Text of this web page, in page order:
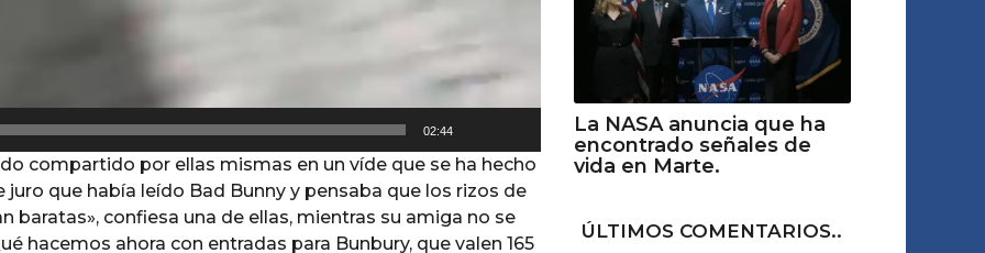
02:44
compartido por ellas mismas en un víde que se ha hecho
juro que había leído Bad Bunny y pensaba que los rizos de
baratas», confiesa una de ellas, mientras su amiga no se
hacemos ahora con entradas para Bunbury, que valen 165
La NASA anuncia que ha
encontrado señales de
vida en Marte.
ÚLTIMOS COMENTARIOS..